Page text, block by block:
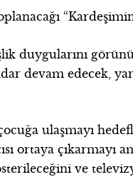
duygularını
devam edecek,
ulaşmayı
ortaya çıkarmayı
ve